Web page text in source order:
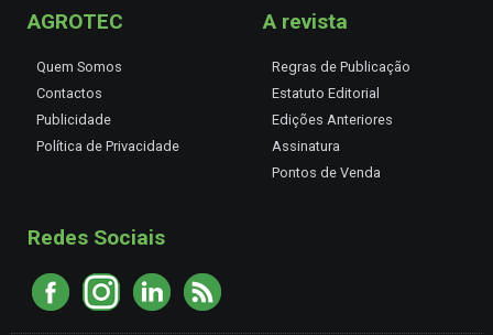
AGROTEC
Quem Somos
Contactos
Publicidade
Política de Privacidade
A revista
Regras de Publicação
Estatuto Editorial
Edições Anteriores
Assinatura
Pontos de Venda
Redes Sociais